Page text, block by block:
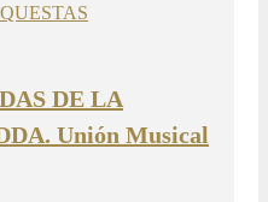
DE LA
Unión Musical